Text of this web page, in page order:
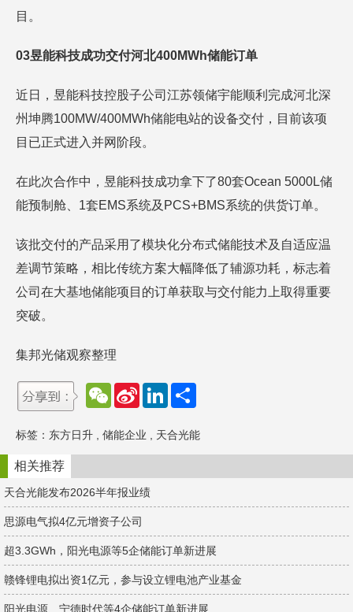
目。
03昱能科技成功交付河北400MWh储能订单
近日，昱能科技控股子公司江苏领储宇能顺利完成河北深
州坤腾100MW/400MWh储能电站的设备交付，目前该项
目已正式进入并网阶段。
在此次合作中，昱能科技成功拿下了80套Ocean 5000L储
能预制舱、1套EMS系统及PCS+BMS系统的供货订单。
该批交付的产品采用了模块化分布式储能技术及自适应温
差调节策略，相比传统方案大幅降低了辅源功耗，标志着
公司在大基地储能项目的订单获取与交付能力上取得重要
突破。
集邦光储观察整理
W
e
h
a
t
S
a
W
e
b
o
L
k
e
d
n
标签： 东方日升 储能企业 天合光能
相关推荐
天合光能发布2026半年报业绩
思源电气拟4亿元增资子公司
超3.3GWh，阳光电源等5企储能订单新进展
赣锋锂电拟出资1亿元，参与设立锂电池产业基金
阳光电源、宁德时代等4企储能订单新进展